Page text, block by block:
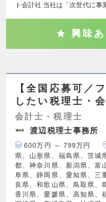
ト会計社 当社は「次世代に
興味あ
【全国応募可／
したい税理士・
会計士・税理士
渡辺税理士事務所
600万円 ～ 799万円
県、山形県、福島県、茨城
都、神奈川県、新潟県、富
阜県、静岡県、愛知県、三
良県、和歌山県、鳥取県、
香川県、愛媛県、高知県、